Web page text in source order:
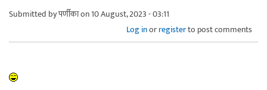
Submitted byपर्णीकाon 10 August, 2023 - 03:11
Log inorregisterto post comments